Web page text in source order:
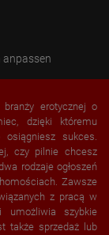
anpassen
branży erotycznej o
dzięki któremu
sukces.
czy pilnie chcesz
rodzaje ogłoszeń
Zawsze
z pracą w
umożliwia szybkie
także sprzedaż lub